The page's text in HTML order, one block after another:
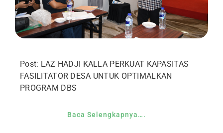
Post: LAZ HADJI KALLA PERKUAT KAPASITAS
FASILITATOR DESA UNTUK OPTIMALKAN
PROGRAM DBS
Baca Selengkapnya….